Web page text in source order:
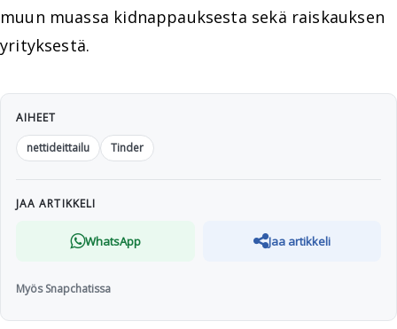
muun muassa kidnappauksesta sekä raiskauksen
yrityksestä.
AIHEET
nettideittailu
Tinder
JAA ARTIKKELI
WhatsApp Jaa artikkeli
Myös Snapchatissa